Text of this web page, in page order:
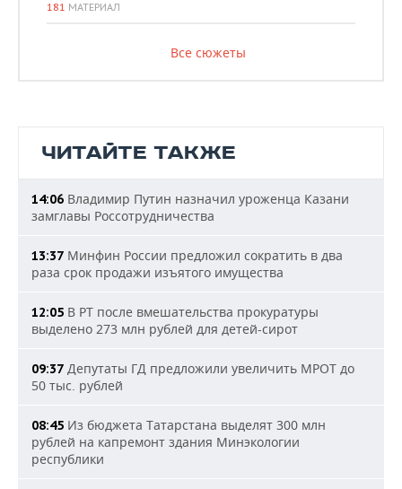
181 МАТЕРИАЛ
Все сюжеты
ЧИТАЙТЕ ТАКЖЕ
14:06 Владимир Путин назначил уроженца Казани
замглавы Россотрудничества
13:37 Минфин России предложил сократить в два
раза срок продажи изъятого имущества
12:05 В РТ после вмешательства прокуратуры
выделено 273 млн рублей для детей-сирот
09:37 Депутаты ГД предложили увеличить МРОТ до
50 тыс. рублей
08:45 Из бюджета Татарстана выделят 300 млн
рублей на капремонт здания Минэкологии
республики